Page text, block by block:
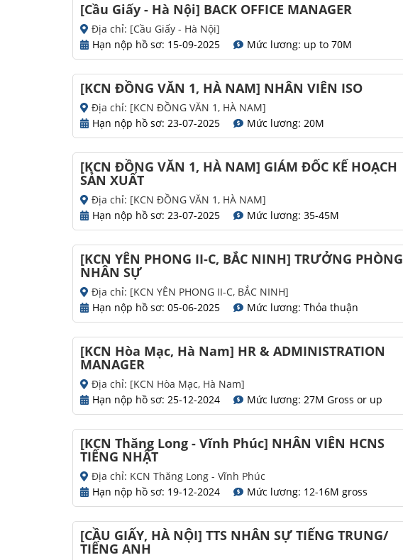
[Cầu Giấy - Hà Nội] BACK OFFICE MANAGER
Địa chỉ: [Cầu Giấy - Hà Nội]
Hạn nộp hồ sơ: 15-09-2025
Mức lương: up to 70M
[KCN ĐỒNG VĂN 1, HÀ NAM] NHÂN VIÊN ISO
Địa chỉ: [KCN ĐỒNG VĂN 1, HÀ NAM]
Hạn nộp hồ sơ: 23-07-2025
Mức lương: 20M
[KCN ĐỒNG VĂN 1, HÀ NAM] GIÁM ĐỐC KẾ HOẠCH
SẢN XUẤT
Địa chỉ: [KCN ĐỒNG VĂN 1, HÀ NAM]
Hạn nộp hồ sơ: 23-07-2025
Mức lương: 35-45M
[KCN YÊN PHONG II-C, BẮC NINH] TRƯỞNG PHÒNG
NHÂN SỰ
Địa chỉ: [KCN YÊN PHONG II-C, BẮC NINH]
Hạn nộp hồ sơ: 05-06-2025
Mức lương: Thỏa thuận
[KCN Hòa Mạc, Hà Nam] HR & ADMINISTRATION
MANAGER
Địa chỉ: [KCN Hòa Mạc, Hà Nam]
Hạn nộp hồ sơ: 25-12-2024
Mức lương: 27M Gross or up
[KCN Thăng Long - Vĩnh Phúc] NHÂN VIÊN HCNS
TIẾNG NHẬT
Địa chỉ: KCN Thăng Long - Vĩnh Phúc
Hạn nộp hồ sơ: 19-12-2024
Mức lương: 12-16M gross
[CẦU GIẤY, HÀ NỘI] TTS NHÂN SỰ TIẾNG TRUNG/
TIẾNG ANH